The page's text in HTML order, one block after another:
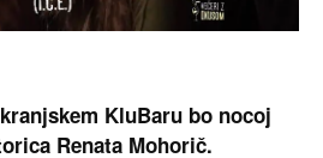
KluBaru bo nocoj
Renata Mohorič.